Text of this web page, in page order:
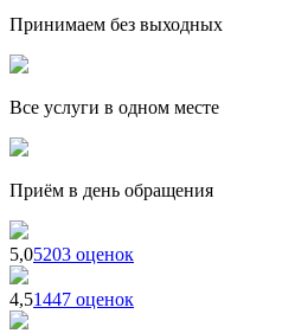
Принимаем без выходных
Все услуги в одном месте
Приём в день обращения
5,05203 оценок
4,51447 оценок